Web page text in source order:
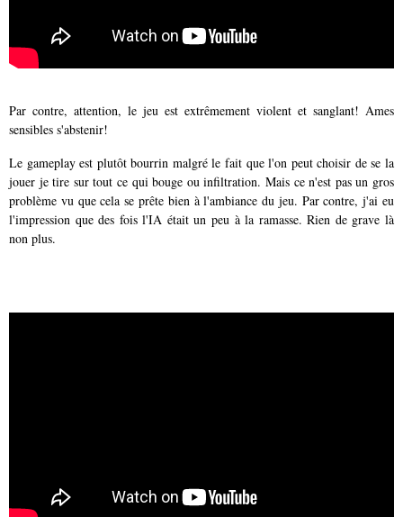
Par contre, attention, le jeu est extrêmement violent et sanglant! Ames
sensibles s'abstenir!
Le gameplay est plutôt bourrin malgré le fait que l'on peut choisir de se la
jouer je tire sur tout ce qui bouge ou infiltration. Mais ce n'est pas un gros
problème vu que cela se prête bien à l'ambiance du jeu. Par contre, j'ai eu
l'impression que des fois l'IA était un peu à la ramasse. Rien de grave là
non plus.